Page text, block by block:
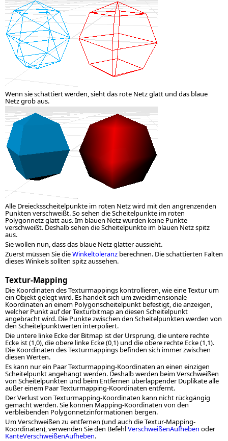
Wenn sie schattiert werden, sieht das rote Netz glatt und das blaue
Netz grob aus.
Alle Dreiecksscheitelpunkte im roten Netz wird mit den angrenzenden
Punkten verschweißt. So sehen die Scheitelpunkte im roten
Polygonnetz glatt aus. Im blauen Netz wurden keine Punkte
verschweißt. Deshalb sehen die Scheitelpunkte im blauen Netz spitz
aus.
Sie wollen nun, dass das blaue Netz glatter aussieht.
Zuerst müssen Sie dieWinkeltoleranz berechnen. Die schattierten Falten
dieses Winkels sollten spitz aussehen.
Textur-Mapping
Die Koordinaten des Texturmappings kontrollieren, wie eine Textur um
ein Objekt gelegt wird. Es handelt sich um zweidimensionale
Koordinaten an einem Polygonscheitelpunkt befestigt, die anzeigen,
welcher Punkt auf der Texturbitmap an diesen Scheitelpunkt
angebracht wird. Die Punkte zwischen den Scheitelpunkten werden von
den Scheitelpunktwerten interpoliert.
Die untere linke Ecke der Bitmap ist der Ursprung, die untere rechte
Ecke ist (1,0), die obere linke Ecke (0,1) und die obere rechte Ecke (1,1).
Die Koordinaten des Texturmappings befinden sich immer zwischen
diesen Werten.
Es kann nur ein Paar Texturmapping-Koordinaten an einen einzigen
Scheitelpunkt angehängt werden. Deshalb werden beim Verschweißen
von Scheitelpunkten und beim Entfernen überlappender Duplikate alle
außer einem Paar Texturmapping-Koordinaten entfernt.
Der Verlust von Texturmapping-Koordinaten kann nicht rückgängig
gemacht werden. Sie können Mapping-Koordinaten von den
verbleibenden Polygonnetzinformationen bergen.
Um Verschweißen zu entfernen (und auch die Textur-Mapping-
Koordinaten), verwenden Sie den BefehlVerschweißenAufheben oder
KanteVerschweißenAufheben.